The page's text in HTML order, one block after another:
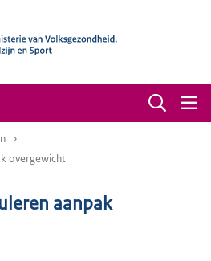
overgewicht
aanpak